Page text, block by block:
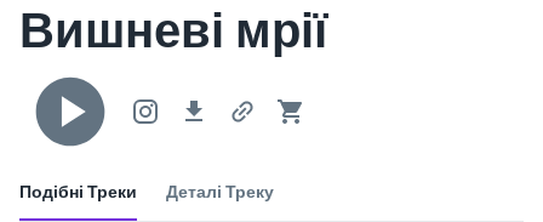
Вишневі мрії
Подібні Треки Деталі Треку